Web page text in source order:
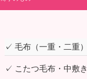
✓ 毛布（一重・二重）
✓ こたつ毛布・中敷き